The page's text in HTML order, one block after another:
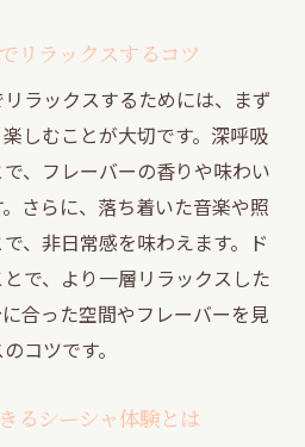
が円山町で感じる安心ポイ
な円山町シーシャの選び方
ャで友人と過ごす特別な時
シーシャ遊びを見つけるヒ
心して楽しむためのコツ
覚えておきたい基本マナ
前に知るべきポイント
リラックスするコツ
ラックスするためには、まず
しむことが大切です。深呼吸
、フレーバーの香りや味わい
さらに、落ち着いた音楽や照
、非日常感を味わえます。ド
で、より一層リラックスした
合った空間やフレーバーを見
コツです。
るシーシャ体験とは